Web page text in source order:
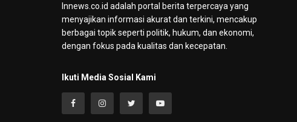
Innews.co.id adalah portal berita terpercaya yang
menyajikan informasi akurat dan terkini, mencakup
berbagai topik seperti politik, hukum, dan ekonomi,
dengan fokus pada kualitas dan kecepatan.
Ikuti Media Sosial Kami